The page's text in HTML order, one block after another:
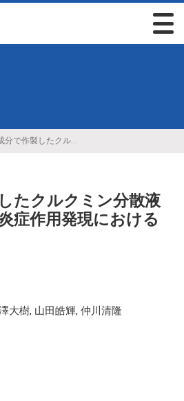
食品成分で作製したクルクミン分散液の体内動態や抗炎症作用発現における粒子径の意義
たクルクミン分散液
症作用発現における
大樹, 山田皓輝, 仲川清隆